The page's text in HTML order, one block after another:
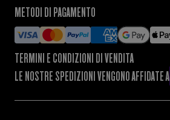
METODI DI PAGAMENTO
TERMINI E CONDIZIONI DI VENDITA
LE NOSTRE SPEDIZIONI VENGONO AFFIDATE A